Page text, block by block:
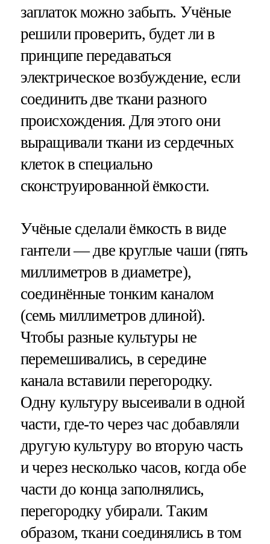
заплаток можно забыть. Учёные
решили проверить, будет ли в
принципе передаваться
электрическое возбуждение, если
соединить две ткани разного
происхождения. Для этого они
выращивали ткани из сердечных
клеток в специально
сконструированной ёмкости.
Учёные сделали ёмкость в виде
гантели — две круглые чаши (пять
миллиметров в диаметре),
соединённые тонким каналом
(семь миллиметров длиной).
Чтобы разные культуры не
перемешивались, в середине
канала вставили перегородку.
Одну культуру высеивали в одной
части, где-то через час добавляли
другую культуру во вторую часть
и через несколько часов, когда обе
части до конца заполнялись,
перегородку убирали. Таким
образом, ткани соединялись в том